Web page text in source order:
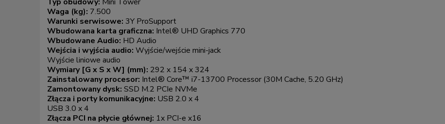
Waga (kg): 7.500
Warunki serwisowe: 3Y ProSupport
Wbudowana karta graficzna: Intel® UHD Graphics 770
Wbudowane Audio: HD Audio
Wejścia i wyjścia audio: Wyjście/wejście mini-jack
Wyjście liniowe audio
Wymiary [G x S x W] (mm): 292 x 154 x 324
Zainstalowany procesor: Intel® Core™ i7-13700 Processor (30M Cache, 5.20 GHz)
Zamontowany dysk: SSD M.2 PCIe NVMe
Złącza i porty komunikacyjne: USB 2.0 x 4
USB 3.0 x 4
Złącza PCI na płycie głównej: 1x PCI-e x16